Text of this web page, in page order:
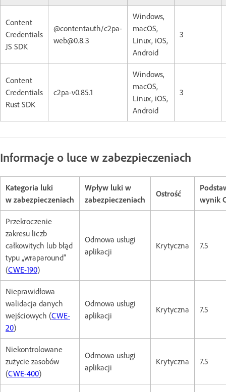
Content
Credentials
JS SDK
@contentauth/c2pa-
web@0.8.3
Windows,
macOS,
Linux, iOS,
Android
3
Content
Credentials
Rust SDK
c2pa-v0.85.1
Windows,
macOS,
Linux, iOS,
Android
3
Informacje o luce w zabezpieczeniach
Kategoria luki
w zabezpieczeniach
Wpływ luki w
zabezpieczeniach
Ostrość
wynik
Przekroczenie
zakresu liczb
całkowitych lub błąd
typu „wraparound”
(CWE-190)
Odmowa usługi
aplikacji
Krytyczna 7.5
Nieprawidłowa
walidacja danych
wejściowych (CWE-
20)
Odmowa usługi
aplikacji
Krytyczna 7.5
Niekontrolowane
zużycie zasobów
(CWE-400)
Odmowa usługi
aplikacji
Krytyczna 7.5